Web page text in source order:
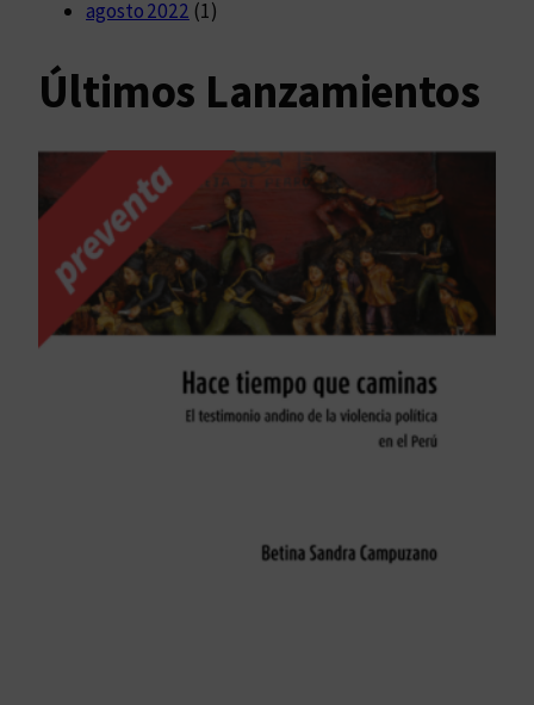
agosto 2022 (1)
Últimos Lanzamientos